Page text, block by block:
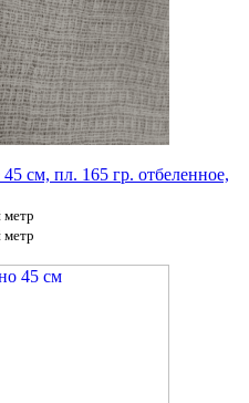
см, пл. 165 гр. отбеленное,
метр
метр